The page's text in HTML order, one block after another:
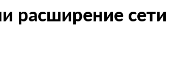
расширение сети